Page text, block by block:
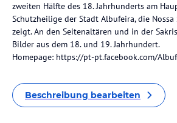
zweiten Hälfte des 18. Jahrhunderts am
Schutzheilige der Stadt Albufeira, die Nossa
zeigt. An den Seitenaltären und in der
Bilder aus dem 18. und 19. Jahrhundert.
Homepage: https://pt-pt.facebook.com/
Beschreibung bearbeiten